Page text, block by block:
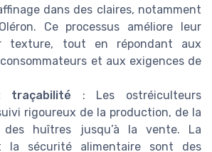
dans des claires, notamment
Ce processus améliore leur
texture, tout en répondant aux
et aux exigences de
traçabilité : Les ostréiculteurs
rigoureux de la production, de la
des huîtres jusqu’à la vente. La
la sécurité alimentaire sont des